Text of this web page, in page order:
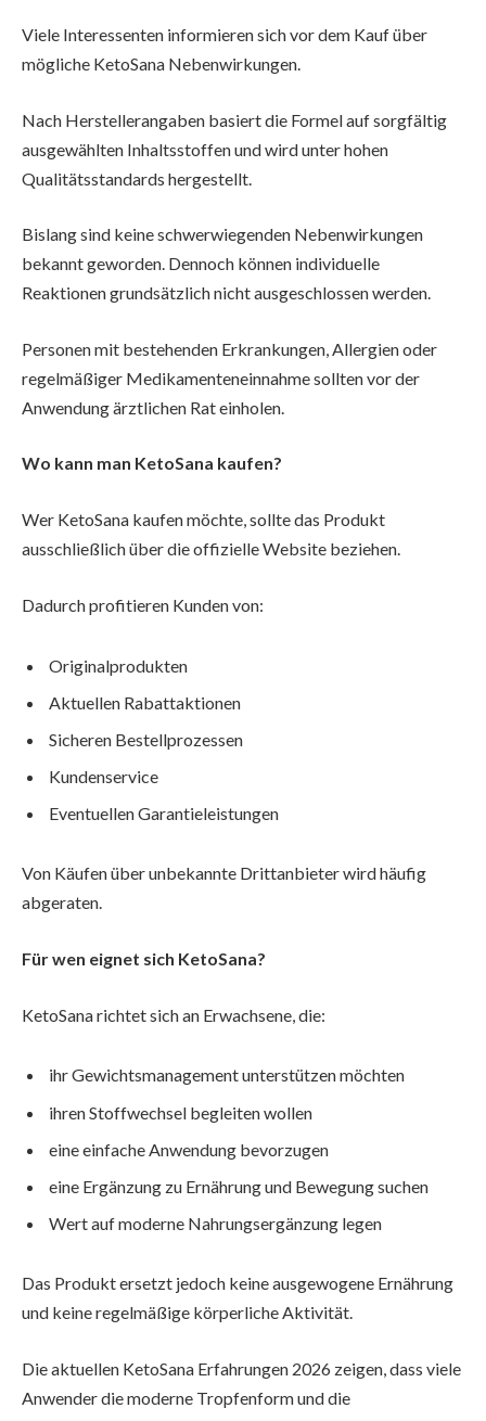
Viele Interessenten informieren sich vor dem Kauf über
mögliche KetoSana Nebenwirkungen.
Nach Herstellerangaben basiert die Formel auf sorgfältig
ausgewählten Inhaltsstoffen und wird unter hohen
Qualitätsstandards hergestellt.
Bislang sind keine schwerwiegenden Nebenwirkungen
bekannt geworden. Dennoch können individuelle
Reaktionen grundsätzlich nicht ausgeschlossen werden.
Personen mit bestehenden Erkrankungen, Allergien oder
regelmäßiger Medikamenteneinnahme sollten vor der
Anwendung ärztlichen Rat einholen.
Wo kann man KetoSana kaufen?
Wer KetoSana kaufen möchte, sollte das Produkt
ausschließlich über die offizielle Website beziehen.
Dadurch profitieren Kunden von:
Originalprodukten
Aktuellen Rabattaktionen
Sicheren Bestellprozessen
Kundenservice
Eventuellen Garantieleistungen
Von Käufen über unbekannte Drittanbieter wird häufig
abgeraten.
Für wen eignet sich KetoSana?
KetoSana richtet sich an Erwachsene, die:
ihr Gewichtsmanagement unterstützen möchten
ihren Stoffwechsel begleiten wollen
eine einfache Anwendung bevorzugen
eine Ergänzung zu Ernährung und Bewegung suchen
Wert auf moderne Nahrungsergänzung legen
Das Produkt ersetzt jedoch keine ausgewogene Ernährung
und keine regelmäßige körperliche Aktivität.
Die aktuellen KetoSana Erfahrungen 2026 zeigen, dass viele
Anwender die moderne Tropfenform und die